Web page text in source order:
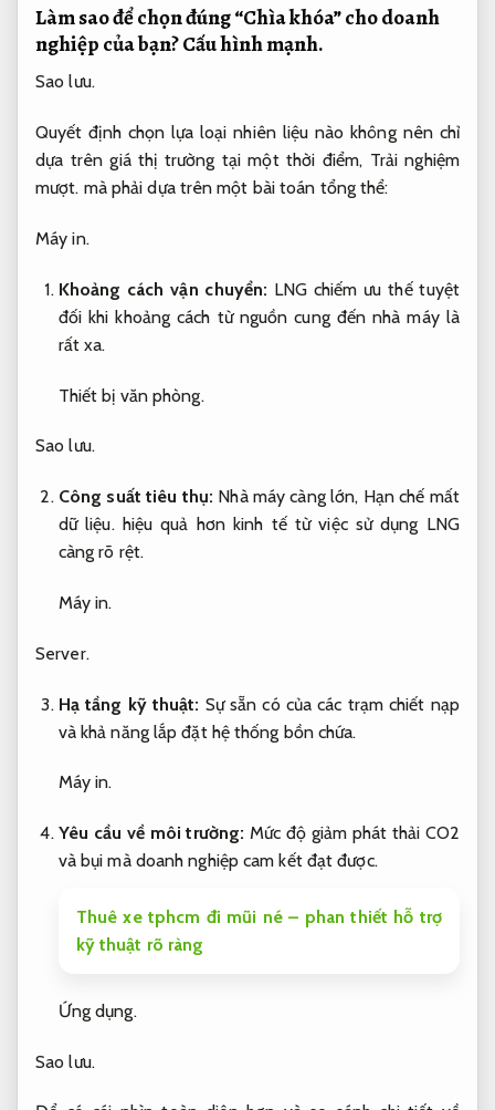
Làm sao để chọn đúng “Chìa khóa” cho doanh
nghiệp của bạn?Cấu hình mạnh.
Sao lưu.
Quyết định chọn lựa loại nhiên liệu nào không nên chỉ
dựa trên giá thị trường tại một thời điểm, Trải nghiệm
mượt. mà phải dựa trên một bài toán tổng thể:
Máy in.
Khoảng cách vận chuyển: LNG chiếm ưu thế tuyệt
đối khi khoảng cách từ nguồn cung đến nhà máy là
rất xa.
Thiết bị văn phòng.
Sao lưu.
Công suất tiêu thụ: Nhà máy càng lớn, Hạn chế mất
dữ liệu.hiệu quả hơn kinh tế từ việc sử dụng LNG
càng rõ rệt.
Máy in.
Server.
Hạ tầng kỹ thuật: Sự sẵn có của các trạm chiết nạp
và khả năng lắp đặt hệ thống bồn chứa.
Máy in.
Yêu cầu về môi trường: Mức độ giảm phát thải CO2
và bụi mà doanh nghiệp cam kết đạt được.
Thuê xe tphcm đi mũi né – phan thiết hỗ trợ
kỹ thuật rõ ràng
Ứng dụng.
Sao lưu.